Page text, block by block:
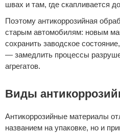
швах и там, где скапливается
Поэтому антикоррозийная
старым автомобилям: новым
сохранить заводское
— замедлить процессы
агрегатов.
Виды
Антикоррозийные материалы
названием на упаковке, но и